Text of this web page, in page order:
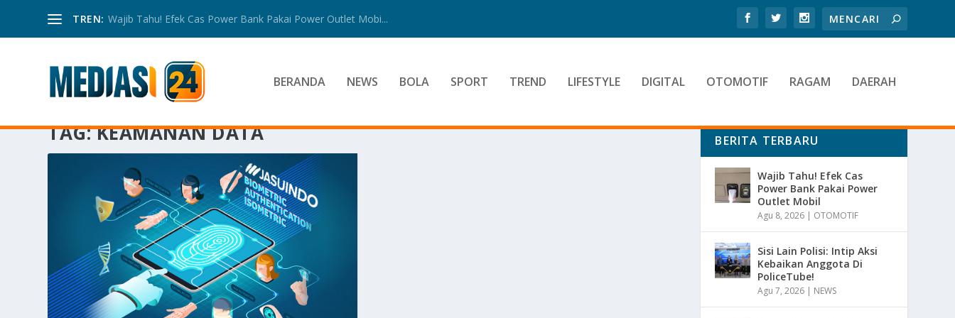
TREN: Wajib Tahu! Efek Cas Power Bank Pakai Power Outlet Mobi...
BERANDA NEWS BOLA SPORT TREND LIFESTYLE DIGITAL OTOMOTIF RAGAM DAERAH
TAG:KEAMANAN DATA BERITA TERBARU
Wajib Tahu! Efek Cas
Power Bank Pakai Power
Outlet Mobil
Agu 8, 2026 | OTOMOTIF
Sisi Lain Polisi: Intip Aksi
Kebaikan Anggota Di
PoliceTube!
Agu 7, 2026 | NEWS